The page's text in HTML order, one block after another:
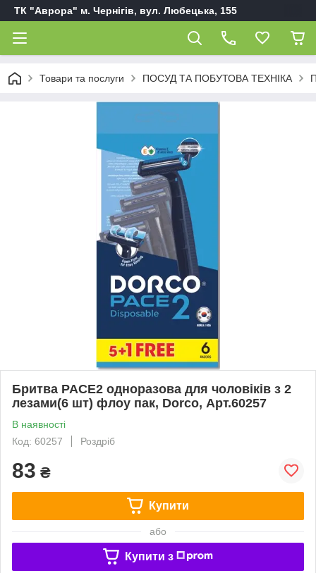
ТК "Аврора" м. Чернігів, вул. Любецька, 155
Товари та послуги ПОСУД ТА ПОБУТОВА ТЕХНІКА
Бритва PACE2 одноразова для чоловіків з 2
лезами(6 шт) флоу пак, Dorco, Арт.60257
В наявності
Код: 60257
Роздріб
83 ₴
Купити
або
Купити з